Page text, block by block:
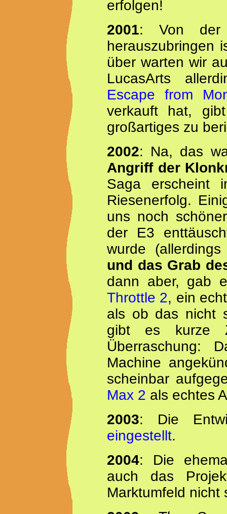
erfolgen!
2001: Von der
herauszubringen
über warten wir
LucasArts
Escape from
verkauft hat,
großartiges zu
2002: Na, das
Angriff der
Saga erscheint
Riesenerfolg.
uns noch
der E3
wurde
und das Grab
dann aber, gab
Throttle 2, ein
als ob das nicht
gibt es kurze
Überraschung:
Machine
scheinbar
Max 2 als echtes
2003: Die
eingestellt.
2004: Die
auch das
Marktumfeld nicht